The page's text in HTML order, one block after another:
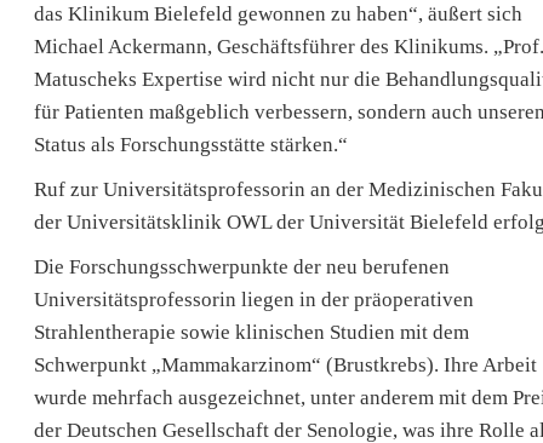
das Klinikum Bielefeld gewonnen zu haben“, äußert sich
Michael Ackermann, Geschäftsführer des Klinikums. „Prof.
Matuscheks Expertise wird nicht nur die
für Patienten maßgeblich verbessern, sondern auch
Status als Forschungsstätte stärken.“
Ruf zur Universitätsprofessorin an der Medizinischen
der Universitätsklinik OWL der Universität Bielefeld
Die Forschungsschwerpunkte der neu berufenen
Universitätsprofessorin liegen in der präoperativen
Strahlentherapie sowie klinischen Studien mit dem
Schwerpunkt „Mammakarzinom“ (Brustkrebs). Ihre Arbeit
wurde mehrfach ausgezeichnet, unter anderem mit dem
der Deutschen Gesellschaft der Senologie, was ihre Rolle